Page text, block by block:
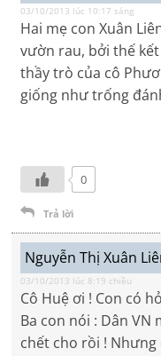
03/10/2013 lúc 10:17 sáng
Hai mẹ con Xuân
vườn rau, bởi thế
thầy trò của cô
giống như trống
0
Trả lời
Nguyễn Thị Xuân
03/10/2013 lúc 8:19 chiều
Cô Huệ ơi ! Con có
Ba con nói : Dân
chết cho rồi !